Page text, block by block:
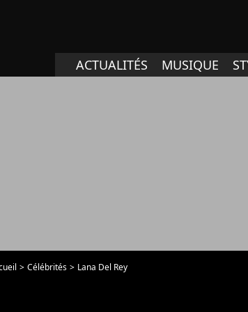
ACTUALITÉS MUSIQUE
Célébrités Lana Del Rey